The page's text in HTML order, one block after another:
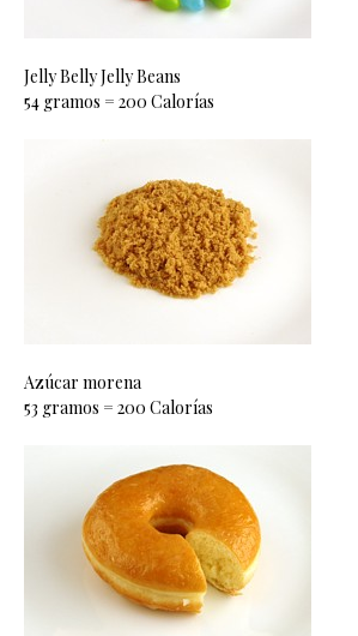
Jelly Belly Jelly Beans
54 gramos = 200 Calorías
Azúcar morena
53 gramos = 200 Calorías